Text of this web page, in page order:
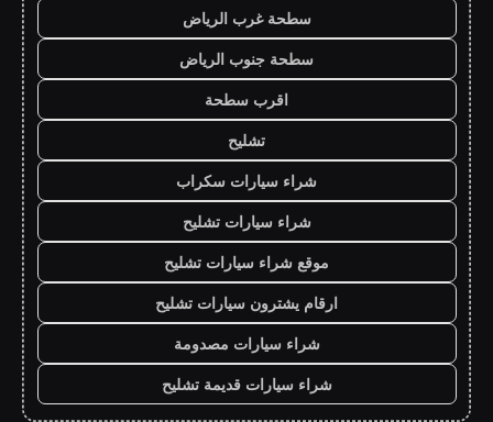
سطحة غرب الرياض
سطحة جنوب الرياض
اقرب سطحة
تشليح
شراء سيارات سكراب
شراء سيارات تشليح
موقع شراء سيارات تشليح
ارقام يشترون سيارات تشليح
شراء سيارات مصدومة
شراء سيارات قديمة تشليح